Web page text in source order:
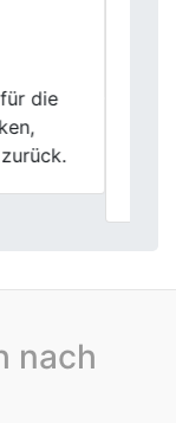
meinen
war
nach